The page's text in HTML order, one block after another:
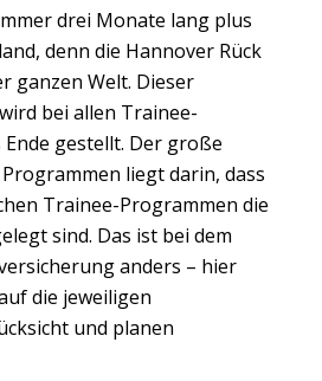
drei Monate lang plus
denn die Hannover Rück
ganzen Welt. Dieser
bei allen Trainee-
gestellt. Der große
liegt darin, dass
Trainee-Programmen die
sind. Das ist bei dem
anders – hier
die jeweiligen
und planen